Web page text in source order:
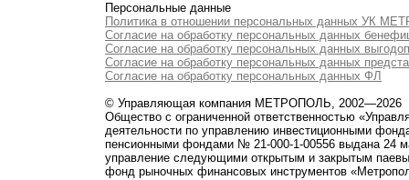
Персональные данные
Политика в отношении персональных данных УК
Согласие на обработку персональных данных
Согласие на обработку персональных данных
Согласие на обработку персональных данных
Согласие на обработку персональных данных ФЛ
© Управляющая компания МЕТРОПОЛЬ, 2002—2026
Общество с ограниченной ответственностью
деятельности по управлению инвестиционными
пенсионными фондами № 21-000-1-00556 выдана 24
управление следующими открытым и закрытым
фонд рыночных финансовых инструментов